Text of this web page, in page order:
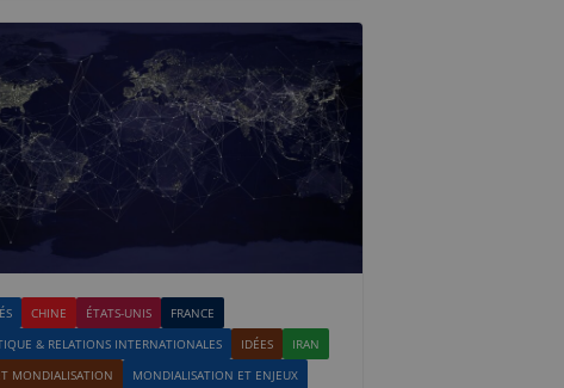
CHINE ÉTATS-UNIS
FRANCE
& RELATIONS INTERNATIONALES
IDÉES
IRAN
MONDIALISATION
MONDIALISATION ET ENJEUX